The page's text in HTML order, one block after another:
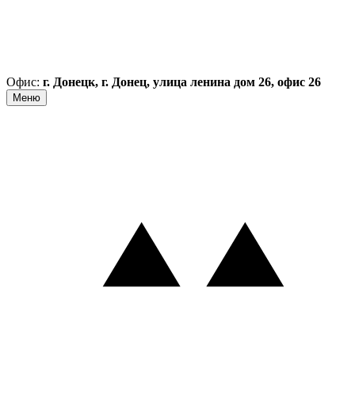
Офис: г. Донецк, г. Донец, улица ленина дом 26, офис 26
Меню